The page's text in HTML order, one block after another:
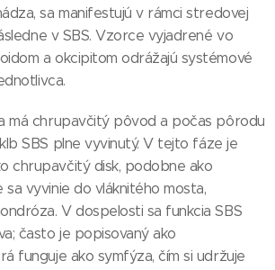
sa manifestujú v rámci stredovej
v SBS. Vzorce vyjadrené vo
a okcipitom odrážajú systémové
má chrupavčitý pôvod a počas pôrodu
SBS plne vyvinutý. V tejto fáze je
chrupavčitý disk, podobne ako
sa vyvinie do vláknitého mosta,
V dospelosti sa funkcia SBS
často je popisovaný ako
funguje ako symfýza, čím si udržuje